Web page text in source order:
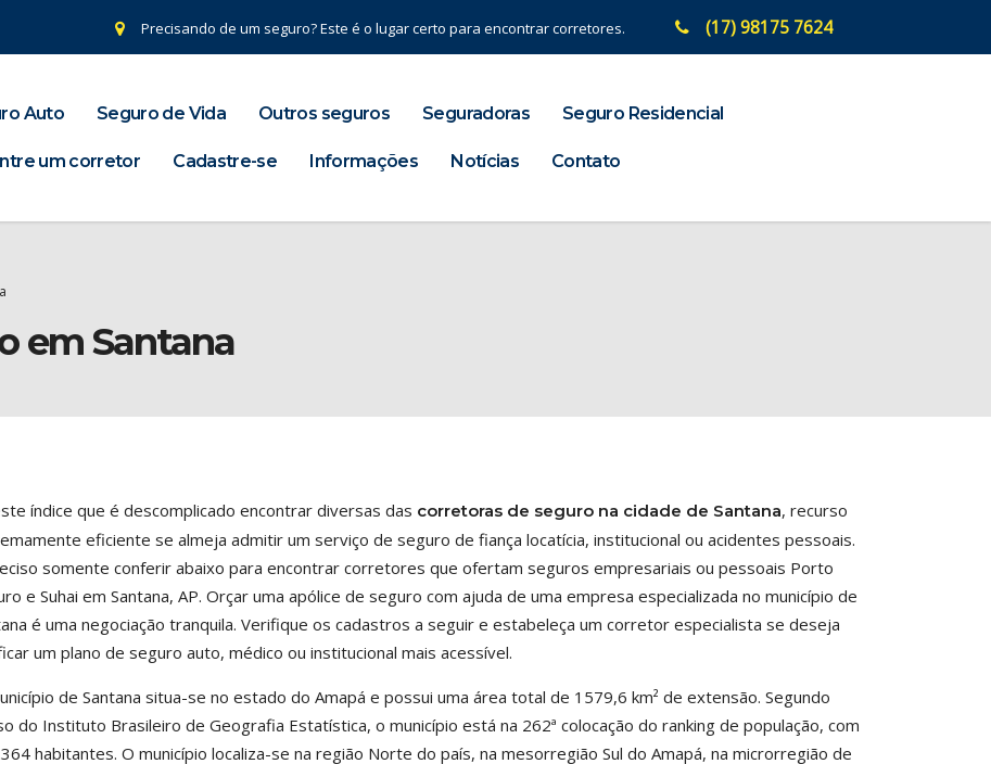
Precisando de um seguro? Este é o lugar certo para encontrar corretores. (17) 98175 7624
Auto Seguro de Vida Outros seguros Seguradoras Seguro Residencial
um corretor Cadastre-se Informações Notícias Contato
em Santana
índice que é descomplicado encontrar diversas das corretoras de seguro na cidade de Santana, recurso
eficiente se almeja admitir um serviço de seguro de fiança locatícia, institucional ou acidentes pessoais.
somente conferir abaixo para encontrar corretores que ofertam seguros empresariais ou pessoais Porto
e Suhai em Santana, AP. Orçar uma apólice de seguro com ajuda de uma empresa especializada no município de
é uma negociação tranquila. Verifique os cadastros a seguir e estabeleça um corretor especialista se deseja
um plano de seguro auto, médico ou institucional mais acessível.
de Santana situa-se no estado do Amapá e possui uma área total de 1579,6 km² de extensão. Segundo
do Instituto Brasileiro de Geografia Estatística, o município está na 262ª colocação do ranking de população, com
habitantes. O município localiza-se na região Norte do país, na mesorregião Sul do Amapá, na microrregião de